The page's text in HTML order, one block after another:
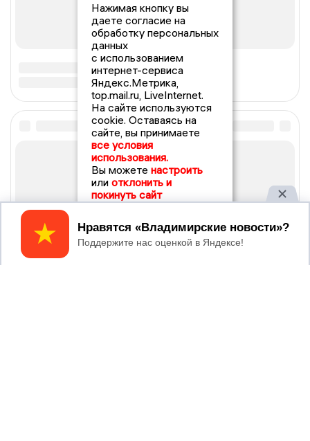
Нажимая кнопку вы
даете согласие на
обработку персональных
данных
с использованием
интернет-сервиса
Яндекс.Метрика,
top.mail.ru, LiveInternet.
На сайте используются
cookie. Оставаясь на
сайте, вы принимаете
все условия
использования.
Вы можете настроить
или отклонить и
покинуть сайт
Принять